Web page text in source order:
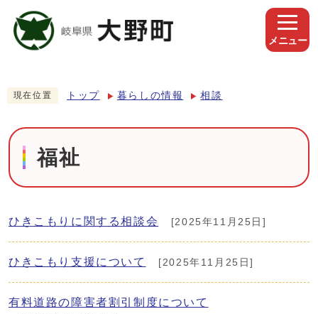
メニュー
現在位置 トップ 暮らしの情報 相談
福祉
ひきこもりに関する相談会 [2025年11月25日]
ひきこもり支援について [2025年11月25日]
有料道路の障害者割引制度について